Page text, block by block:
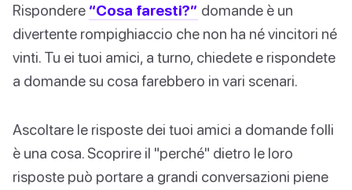
Rispondere “Cosa faresti?” domande è un
divertente rompighiaccio che non ha né vincitori né
vinti. Tu ei tuoi amici, a turno, chiedete e rispondete
a domande su cosa farebbero in vari scenari.
Ascoltare le risposte dei tuoi amici a domande folli
è una cosa. Scoprire il "perché" dietro le loro
risposte può portare a grandi conversazioni piene